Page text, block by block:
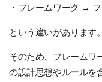
・フレームワーク →
という違いがあります。
そのため、フレームワ
の設計思想やルールを